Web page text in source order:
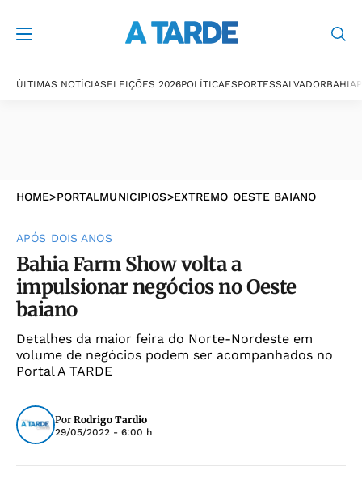
ÚLTIMAS NOTÍCIASELEIÇÕES 2026POLÍTICAESPORTESSALVADORBAHIA
HOME>PORTALMUNICIPIOS>EXTREMO OESTE BAIANO
APÓS DOIS ANOS
Bahia Farm Show volta a
impulsionar negócios no Oeste
baiano
Detalhes da maior feira do Norte-Nordeste em
volume de negócios podem ser acompanhados no
Portal A TARDE
Por Rodrigo Tardio
29/05/2022 - 6:00 h